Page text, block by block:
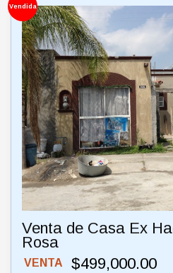
Vendida
Venta de Casa Ex
Rosa
VENTA $499,000.00